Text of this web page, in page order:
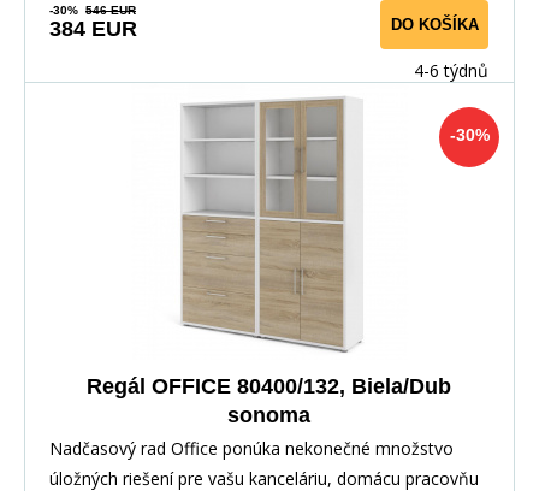
-30% 546 EUR
384 EUR DO KOŠÍKA
4-6 týdnů
-30%
Regál OFFICE 80400/132, Biela/Dub
sonoma
Nadčasový rad Office ponúka nekonečné množstvo
úložných riešení pre vašu kanceláriu, domácu pracovňu